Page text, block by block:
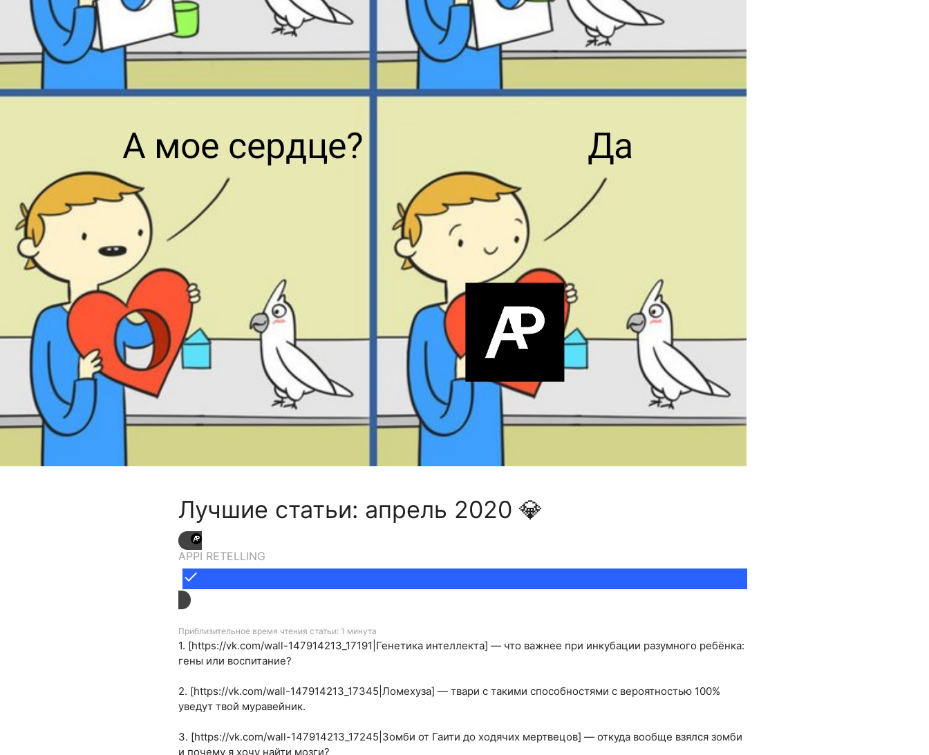
Лучшие статьи: апрель 2020 💎
APPI RETELLING
done
Приблизительное время чтения статьи: 1 минута
1. [https://vk.com/wall-147914213_17191|Генетика интеллекта] — что важнее при инкубации разумного ребёнка:
гены или воспитание?
2. [https://vk.com/wall-147914213_17345|Ломехуза] — твари с такими способностями с вероятностью 100%
уведут твой муравейник.
3. [https://vk.com/wall-147914213_17245|Зомби от Гаити до ходячих мертвецов] — откуда вообще взялся зомби
и почему я хочу найти мозги?